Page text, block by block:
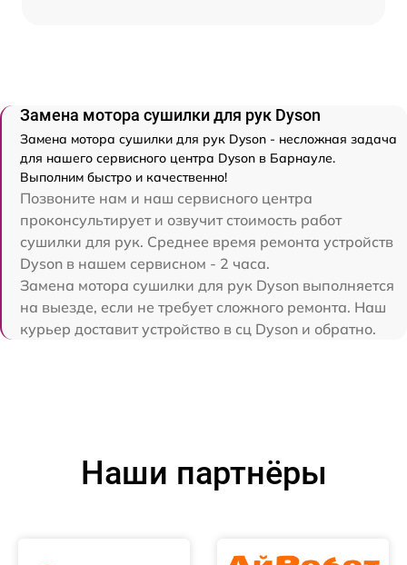
Замена мотора сушилки для рук Dyson
Замена мотора сушилки для рук Dyson - несложная задача
для нашего сервисного центра Dyson в Барнауле.
Выполним быстро и качественно!
Позвоните нам и наш сервисного центра
проконсультирует и озвучит стоимость работ
сушилки для рук. Среднее время ремонта устройств
Dyson в нашем сервисном - 2 часа.
Замена мотора сушилки для рук Dyson выполняется
на выезде, если не требует сложного ремонта. Наш
курьер доставит устройство в сц Dyson и обратно.
Наши партнёры